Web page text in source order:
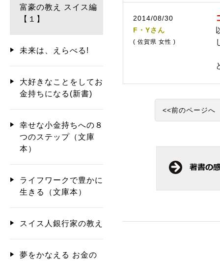
2014/08/30
F・Yさん
( 佐賀県 女性 )
<<前のページへ
富豪の教え スイス編
【１】
未来は、えらべる!
大好きなことをしてお
金持ちになる(新書)
幸せな小金持ちへの８
つのステップ（文庫
本）
ライフワークで豊かに
生きる（文庫本）
スイス人銀行家の教え
夢をかなえる お金の